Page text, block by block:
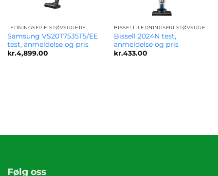
LEDNINGSFRIE STØVSUGERE
Samsung VS20T7535T5/EE
test, anmeldelse og pris
kr.4,899.00
BISSELL LEDNINGSFRI STØVSUGERE – OPDAG DE BEDSTE TILBUD OG MODELLER
Bissell 2024N test,
anmeldelse og pris
kr.433.00
Følg oss